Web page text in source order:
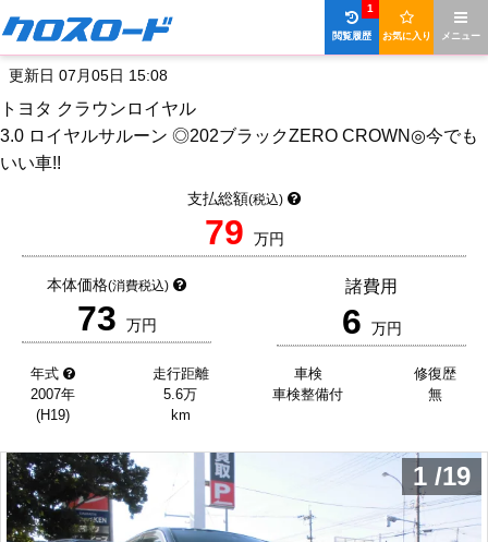
メニュー
お気に入り
閲覧履歴
1
更新日 07月05日 15:08
トヨタ クラウンロイヤル
3.0 ロイヤルサルーン ◎202ブラックZERO CROWN◎今でも
いい車!!
支払総額(税込)
79 万円
本体価格(消費税込)
73 万円
諸費用
6 万円
年式
2007年
(H19)
走行距離
5.6万
km
車検
車検整備付
修復歴
無
1 /19